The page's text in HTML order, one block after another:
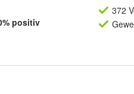
positiv
372